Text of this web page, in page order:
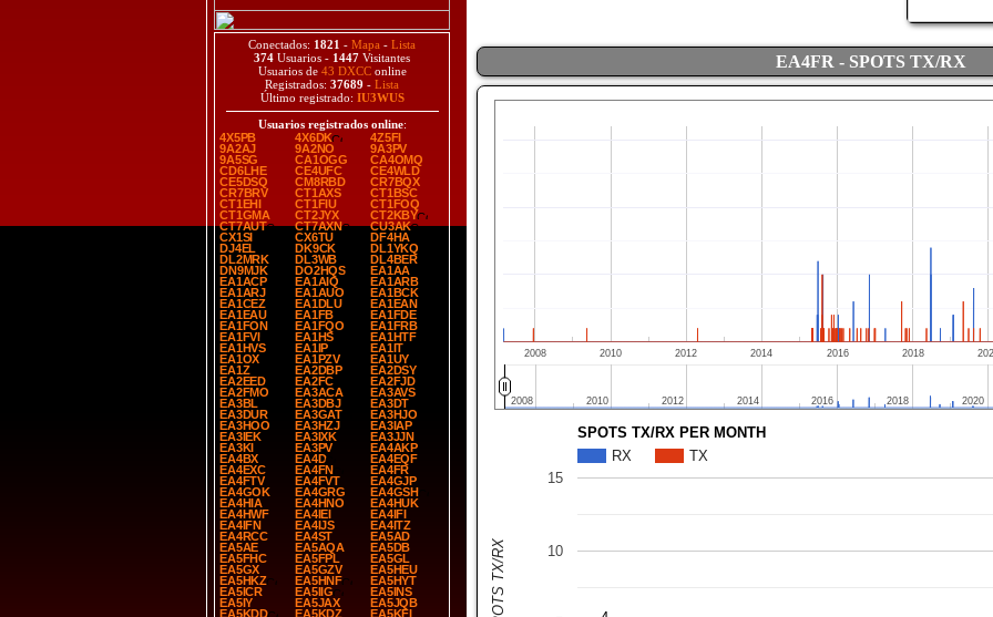
Conectados: 1821 - Mapa - Lista
374 Usuarios - 1447 Visitantes
Usuarios de 43 DXCConline
Registrados: 37689 - Lista
Último registrado: IU3WUS
Usuarios registrados online:
4X5PB
4X6DK
4Z5FI
9A2AJ
9A2NO
9A3PV
9A5SG
CA1OGG
CA4OMQ
CD6LHE
CE4UFC
CE4WLD
CE5DSQ
CM8RBD
CR7BQX
CR7BRV
CT1AXS
CT1BSC
CT1EHI
CT1FIU
CT1FOQ
CT1GMA
CT2JYX
CT2KBY
CT7AUT
CT7AXN
CU3AK
CX1SI
CX6TU
DF4HA
DJ4EL
DK9CK
DL1YKQ
DL2MRK
DL3WB
DL4BER
DN9MJK
DO2HQS
EA1AA
EA1ACP
EA1AIQ
EA1ARB
EA1ARJ
EA1AUO
EA1BCK
EA1CEZ
EA1DLU
EA1EAN
EA1EAU
EA1FB
EA1FDE
EA1FON
EA1FQO
EA1FRB
EA1FVI
EA1HS
EA1HTF
EA1HVS
EA1IP
EA1IT
EA1OX
EA1PZV
EA1UY
EA1Z
EA2DBP
EA2DSY
EA2EED
EA2FC
EA2FJD
EA2FMO
EA3ACA
EA3AVS
EA3BL
EA3DBJ
EA3DT
EA3DUR
EA3GAT
EA3HJO
EA3HOO
EA3HZJ
EA3IAP
EA3IEK
EA3IXK
EA3JJN
EA3KI
EA3PV
EA4AKP
EA4BX
EA4D
EA4EQF
EA4EXC
EA4FN
EA4FR
EA4FTV
EA4FVT
EA4GJP
EA4GOK
EA4GRG
EA4GSH
EA4HIA
EA4HNO
EA4HUK
EA4HWF
EA4IEI
EA4IFI
EA4IFN
EA4IJS
EA4ITZ
EA4RCC
EA4ST
EA5AD
EA5AE
EA5AQA
EA5DB
EA5FHC
EA5FPL
EA5GL
EA5GX
EA5GZV
EA5HEU
EA5HKZ
EA5HNF
EA5HYT
EA5ICR
EA5IIG
EA5INS
EA5IY
EA5JAX
EA5JQB
EA5KDD
EA5KDZ
EA5KFI
EA4FR - SPOTS TX/RX
2008 2010 2012 2014 2016 2018
2008
2008 2010
2010 2012
2012 2014
2014 2016
2016 2018
2018 2020
2020
SPOTS TX/RX PER MONTH
RX
TX
10
15
SPOTS TX/RX